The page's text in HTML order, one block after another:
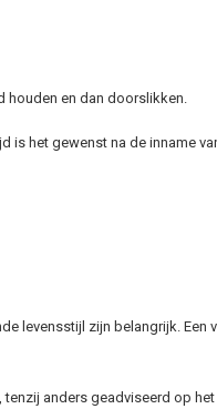
houden en dan doorslikken.
is het gewenst na de inname
levensstijl zijn belangrijk.
anders geadviseerd op